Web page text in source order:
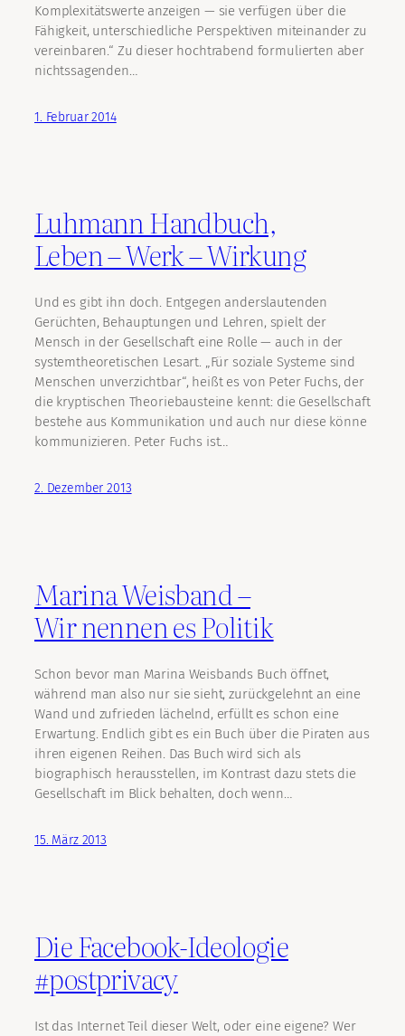
Komplexitätswerte anzeigen — sie verfügen über die
Fähigkeit, unterschiedliche Perspektiven miteinander zu
vereinbaren.“ Zu dieser hochtrabend formulierten aber
nichtssagenden…
1. Februar 2014
Luhmann Handbuch,
Leben – Werk – Wirkung
Und es gibt ihn doch. Entgegen anderslautenden
Gerüchten, Behauptungen und Lehren, spielt der
Mensch in der Gesellschaft eine Rolle — auch in der
systemtheoretischen Lesart. „Für soziale Systeme sind
Menschen unverzichtbar“, heißt es von Peter Fuchs, der
die kryptischen Theoriebausteine kennt: die Gesellschaft
bestehe aus Kommunikation und auch nur diese könne
kommunizieren. Peter Fuchs ist…
2. Dezember 2013
Marina Weisband –
Wir nennen es Politik
Schon bevor man Marina Weisbands Buch öffnet,
während man also nur sie sieht, zurückgelehnt an eine
Wand und zufrieden lächelnd, erfüllt es schon eine
Erwartung. Endlich gibt es ein Buch über die Piraten aus
ihren eigenen Reihen. Das Buch wird sich als
biographisch herausstellen, im Kontrast dazu stets die
Gesellschaft im Blick behalten, doch wenn…
15. März 2013
Die Facebook-Ideologie
#postprivacy
Ist das Internet Teil dieser Welt, oder eine eigene? Wer